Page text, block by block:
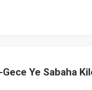
Gece Ye Sabaha